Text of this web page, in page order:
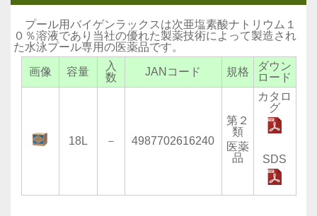
プール用バイゲンラックスは次亜塩素酸ナトリウム１
０％溶液であり当社の優れた製薬技術によって製造され
た水泳プール専用の医薬品です。
画像 容量
入
数
JANコード 規格
ダウン
ロード
18L － 4987702616240
第２
類
医薬
品
カタロ
グ
SDS